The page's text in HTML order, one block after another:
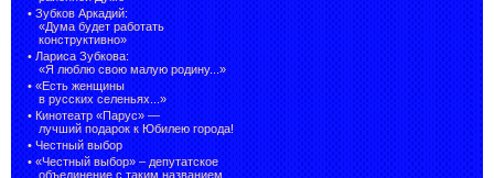
• Зубков Аркадий:
«Дума будет работать
конструктивно»
• Лариса Зубкова:
«Я люблю свою малую родину...»
• «Есть женщины
в русских селеньях...»
• Кинотеатр «Парус» —
лучший подарок к Юбилею города!
• Честный выбор
• «Честный выбор» – депутатское
объединение с таким названием